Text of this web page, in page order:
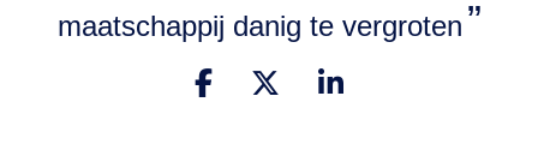
maatschappij danig te vergroten